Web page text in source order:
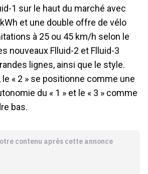
1 sur le haut du marché avec
et une double offre de vélo
à 25 ou 45 km/h selon le
nouveaux Flluid-2 et Flluid-3
lignes, ainsi que le style.
« 2 » se positionne comme une
du « 1 » et le « 3 » comme
bas.
contenu après cette annonce